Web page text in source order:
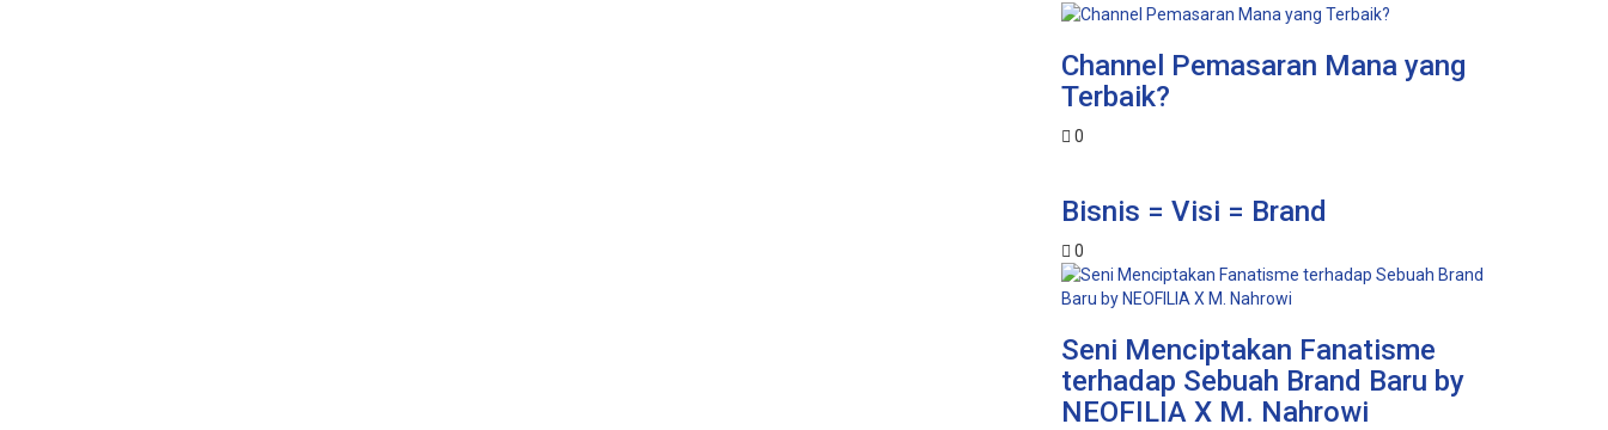
Channel Pemasaran Mana yang
Terbaik?
0
Bisnis = Visi = Brand
0
Seni Menciptakan Fanatisme
terhadap Sebuah Brand Baru by
NEOFILIA X M. Nahrowi